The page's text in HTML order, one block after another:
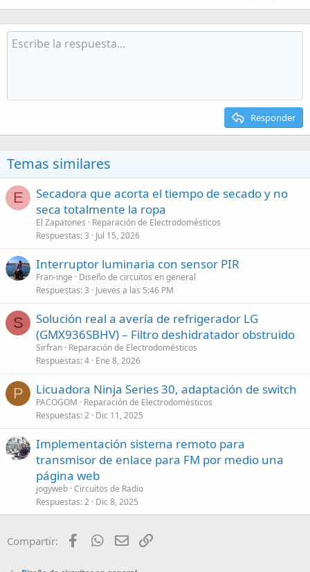
Responder
Temas similares
E
Secadora que acorta el tiempo de secado y no
seca totalmente la ropa
El Zapatones
Reparación de Electrodomésticos
Respuestas 3 Jul 15, 2026
Interruptor luminaria con sensor PIR
Fran-inge
Diseño de circuitos en general
Respuestas 3 Jueves a las 5:46 PM
S
Solución real a avería de refrigerador LG
(GMX936SBHV) – Filtro deshidratador obstruido
Sirfran Reparación de Electrodomésticos
Respuestas 4 Ene 8, 2026
P Licuadora Ninja Series 30, adaptación de switch
PACOGOM
Reparación de Electrodomésticos
Respuestas 2 Dic 11, 2025
Implementación sistema remoto para
transmisor de enlace para FM por medio una
página web
jogyweb Circuitos de Radio
Respuestas 2 Dic 8, 2025
Compartir: FacebookWhatsApp
Email